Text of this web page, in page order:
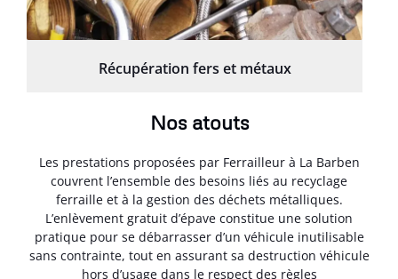
Récupération fers et métaux
Nos atouts
Les prestations proposées par Ferrailleur à La Barben
couvrent l’ensemble des besoins liés au recyclage
ferraille et à la gestion des déchets métalliques.
L’enlèvement gratuit d’épave constitue une solution
pratique pour se débarrasser d’un véhicule inutilisable
sans contrainte, tout en assurant sa destruction véhicule
hors d’usage dans le respect des règles